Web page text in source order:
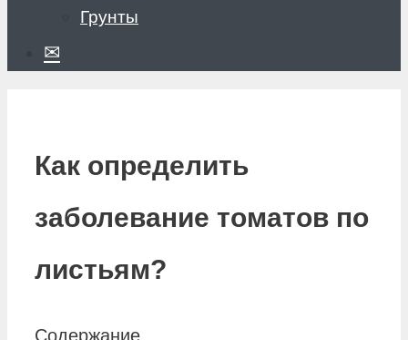
Грунты
✉
Как определить
заболевание томатов по
листьям?
Содержание